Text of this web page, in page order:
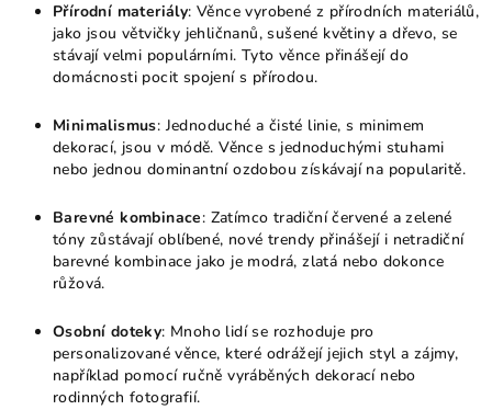
Přírodní materiály: Věnce vyrobené z přírodních materiálů,
jako jsou větvičky jehličnanů, sušené květiny a dřevo, se
stávají velmi populárními. Tyto věnce přinášejí do
domácnosti pocit spojení s přírodou.
Minimalismus: Jednoduché a čisté linie, s minimem
dekorací, jsou v módě. Věnce s jednoduchými stuhami
nebo jednou dominantní ozdobou získávají na popularitě.
Barevné kombinace: Zatímco tradiční červené a zelené
tóny zůstávají oblíbené, nové trendy přinášejí i netradiční
barevné kombinace jako je modrá, zlatá nebo dokonce
růžová.
Osobní doteky: Mnoho lidí se rozhoduje pro
personalizované věnce, které odrážejí jejich styl a zájmy,
například pomocí ručně vyráběných dekorací nebo
rodinných fotografií.